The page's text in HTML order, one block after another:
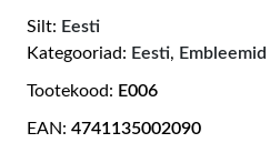
EAN: 4741135002090
Tootekood: E006
Kategooriad: Eesti, Embleemid
Silt: Eesti